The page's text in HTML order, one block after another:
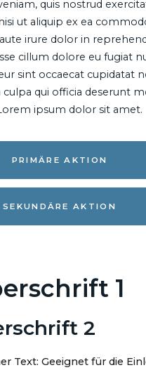
quis nostrud
ut aliquip ex ea
irure dolor in
cillum dolore eu fugiat
sint occaecat cupidatat
qui officia deserunt
ipsum dolor sit amet.
PRIMÄRE AKTION
SEKUNDÄRE AKTION
1
2
Text: Geeignet für die